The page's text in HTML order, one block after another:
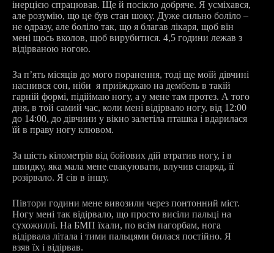
інерцією спрацював. Ще й посікло добряче. Я усміхався,
але розумію, що це був стан шоку. Дуже сильно боліло –
не одразу, але боліло так, що я благав лікаря, щоб він
мені щось вколов, щоб вирубитися. 4,5 години лежав з
відірваною ногою.
За п’ять місяців до мого поранення, тоді ще моїй дівчині
наснився сон, ніби я приїжджаю на дембель в такій
гарній формі, підіймаю ногу, а у мене там протез. А того
дня, в той самий час, коли мені відірвало ногу, від 12:00
до 14:00, до дівчини у вікно залетіла пташка і вдарилася
їй в праву ногу клювом.
За шість кілометрів від бойових дій втратив ногу, і в
швидку, яка мала мене евакуювати, влучив снаряд, її
розірвало. Я сів в іншу.
Півтори години мене вивозили через понтонний міст.
Ногу мені так відірвало, що просто висіли пальці на
сухожиллі. На БМП їхали, по всім пагорбам, нога
відірвала літала і тими пальцями билася постійно. Я
взяв їх і відірвав.